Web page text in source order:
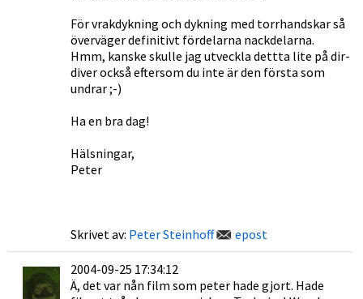
För vrakdykning och dykning med torrhandskar så
överväger definitivt fördelarna nackdelarna.
Hmm, kanske skulle jag utveckla dettta lite på dir-
diver också eftersom du inte är den första som
undrar ;-)
Ha en bra dag!
Hälsningar,
Peter
Skrivet av: Peter Steinhoff epost
2004-09-25 17:34:12
Ä, det var nån film som peter hade gjort. Hade